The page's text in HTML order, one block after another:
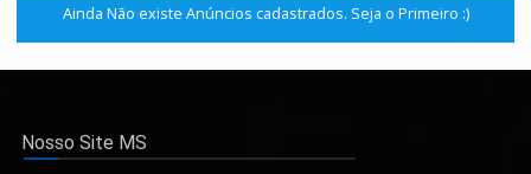
Ainda Não existe Anúncios cadastrados. Seja o Primeiro :)
Nosso Site MS